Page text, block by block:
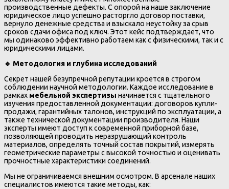
производственные дефекты. С опорой на наше заключение
юридическое лицо успешно расторгло договор поставки,
вернуло денежные средства и взыскало неустойку за срыв
сроков сдачи офиса под ключ. Этот кейс подтверждает, что
мы одинаково эффективно работаем как с физическими, так и с
юридическими лицами.
🔹 Методология и глубина исследований
Секрет нашей безупречной репутации кроется в строгом
соблюдении научной методологии. Каждое исследование в
рамках мебельной экспертизы начинается с тщательного
изучения предоставленной документации: договоров купли-
продажи, гарантийных талонов, инструкций по эксплуатации, а
также технической документации производителя. Наши
эксперты имеют доступ к современной приборной базе,
позволяющей проводить неразрушающий контроль
материалов, определять точный состав покрытий, измерять
геометрические параметры с высокой точностью и оценивать
прочностные характеристики соединений.
Мы не ограничиваемся внешним осмотром. В арсенале наших
специалистов имеются такие методы, как: